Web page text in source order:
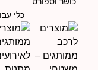
כלי עבודה